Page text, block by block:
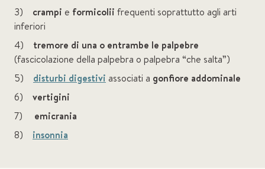
3) crampi e formicolii frequenti soprattutto agli arti
inferiori
4) tremore di una o entrambe le palpebre
(fascicolazione della palpebra o palpebra “che salta”)
5) disturbi digestivi associati a gonfiore addominale
6) vertigini
7) emicrania
8) insonnia